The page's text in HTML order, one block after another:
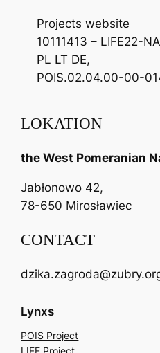
Projects website
10111413 – LIFE22-
PL LT DE,
POIS.02.04.00-00-
LOKATION
the West Pomeranian
Jabłonowo 42,
78-650 Mirosławiec
CONTACT
Lynxs
POIS Project
LIFE Project